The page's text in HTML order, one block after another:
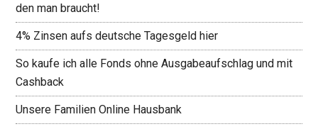
den man braucht!
4% Zinsen aufs deutsche Tagesgeld hier
So kaufe ich alle Fonds ohne Ausgabeaufschlag und mit
Cashback
Unsere Familien Online Hausbank